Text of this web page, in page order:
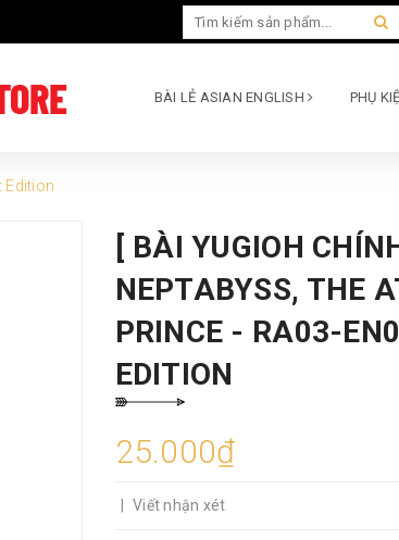
BÀI LẺ ASIAN ENGLISH PHỤ
Edition
[ BÀI YUGIOH
NEPTABYSS, THE
PRINCE - RA03-
EDITION
25.000₫
Viết nhận xét